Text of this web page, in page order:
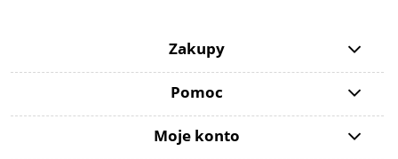
Zakupy
Pomoc
Moje konto